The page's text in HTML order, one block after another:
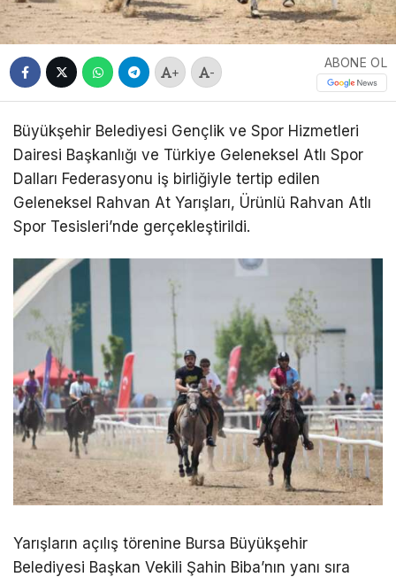
+ -
ABONE OL
Büyükşehir Belediyesi Gençlik ve Spor Hizmetleri
Dairesi Başkanlığı ve Türkiye Geleneksel Atlı Spor
Dalları Federasyonu iş birliğiyle tertip edilen
Geleneksel Rahvan At Yarışları, Ürünlü Rahvan Atlı
Spor Tesisleri’nde gerçekleştirildi.
Yarışların açılış törenine Bursa Büyükşehir
Belediyesi Başkan Vekili Şahin Biba’nın yanı sıra